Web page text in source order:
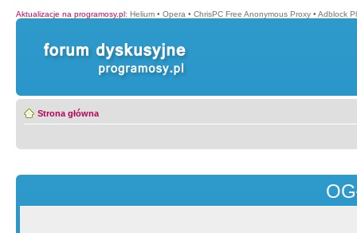
Aktualizacje na programosy.pl: Helium • Opera • ChrisPC Free Anonymous Proxy • Adblock
Strona główna